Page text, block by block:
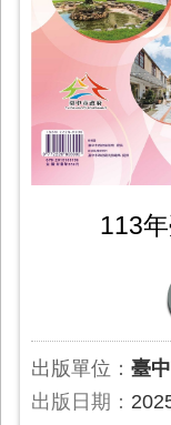
113
出版單位： 臺
出版日期：